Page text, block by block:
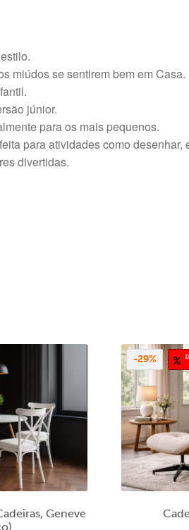
miúdos se sentirem bem em Casa.
júnior.
para os mais pequenos.
para atividades como desenhar,
divertidas.
Geneve
-29%